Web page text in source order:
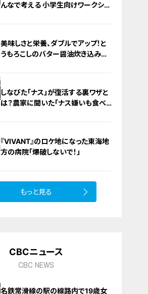
んなで考える 小学生向けワークショ
美味しさと栄養、ダブルでアップ！と
うもろこしのバター醤油炊き込みご
しなびた「ナス」が復活する裏ワザと
は？農家に聞いた「ナス嫌いも食べ
『VIVANT』のロケ地になった東海地
方の病院「爆破しないで！」
もっと見る
CBCニュース
CBC NEWS
名鉄常滑線の駅の線路内で19歳女